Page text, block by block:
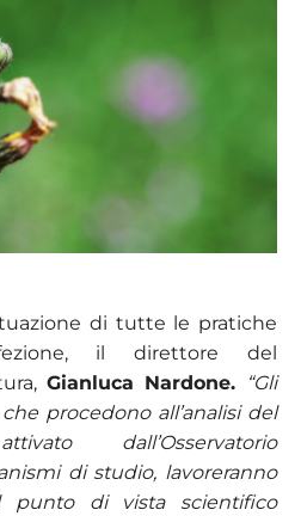
di tutte le pratiche
il direttore del
Gianluca Nardone. “Gli
procedono all’analisi del
dall’Osservatorio
di studio, lavoreranno
punto di vista scientifico